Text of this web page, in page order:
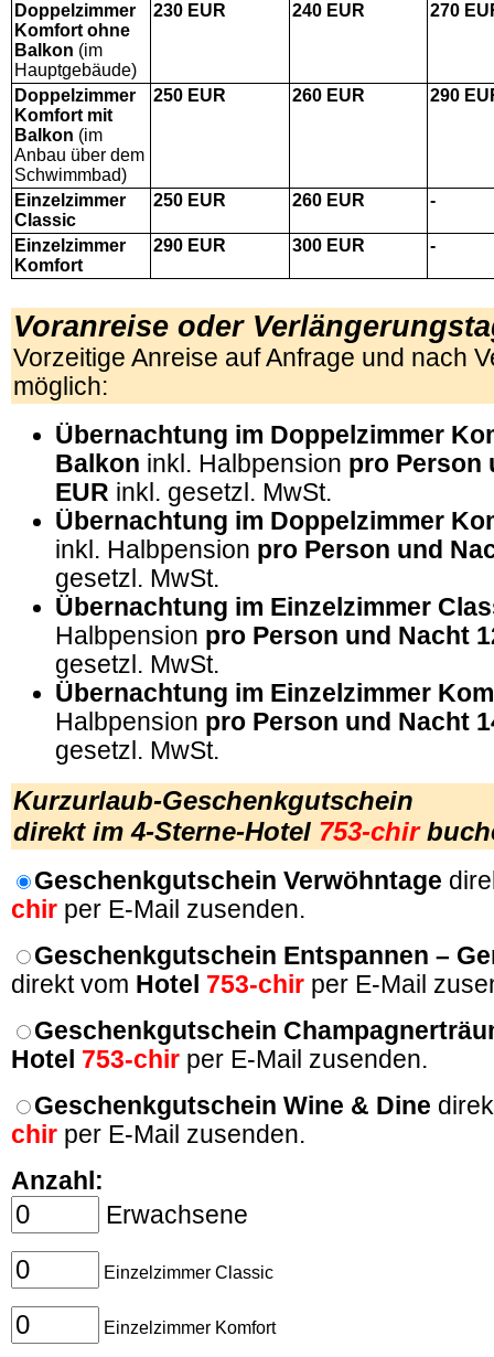
Doppelzimmer
Komfort ohne
Balkon (im
Hauptgebäude)
230 EUR 240 EUR 270
Doppelzimmer
Komfort mit
Balkon (im
Anbau über dem
Schwimmbad)
250 EUR 260 EUR 290
Einzelzimmer
Classic
250 EUR 260 EUR -
Einzelzimmer
Komfort
290 EUR 300 EUR -
Voranreise oder
Vorzeitige Anreise auf Anfrage und nach
möglich:
Übernachtung im Doppelzimmer
Balkon inkl. Halbpension pro Person
EUR inkl. gesetzl. MwSt.
Übernachtung im Doppelzimmer
inkl. Halbpension pro Person und
gesetzl. MwSt.
Übernachtung im Einzelzimmer
Halbpension pro Person und Nacht
gesetzl. MwSt.
Übernachtung im Einzelzimmer
Halbpension pro Person und Nacht
gesetzl. MwSt.
Kurzurlaub-Geschenkgutschein
direkt im 4-Sterne-Hotel 753-chir
Geschenkgutschein Verwöhntage
chir per E-Mail zusenden.
Geschenkgutschein Entspannen –
direkt vom Hotel 753-chir per E-Mail
Geschenkgutschein
Hotel 753-chir per E-Mail zusenden.
Geschenkgutschein Wine & Dine
chir per E-Mail zusenden.
Anzahl:
Erwachsene
Einzelzimmer Classic
Einzelzimmer Komfort